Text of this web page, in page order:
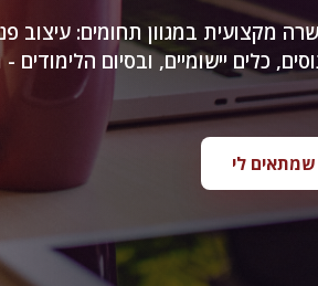
מקצועית במגוון תחומים: עיצוב
כלים יישומיים, ובסיום
לי